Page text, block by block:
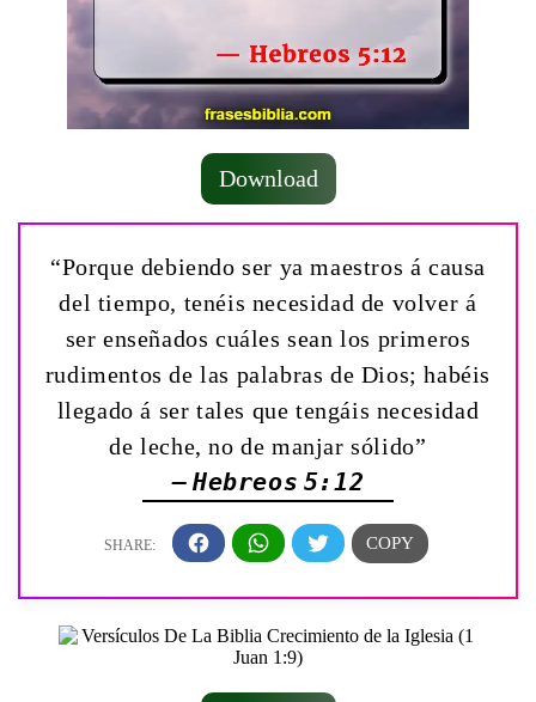
Download
“Porque debiendo ser ya maestros á causa
del tiempo, tenéis necesidad de volver á
ser enseñados cuáles sean los primeros
rudimentos de las palabras de Dios; habéis
llegado á ser tales que tengáis necesidad
de leche, no de manjar sólido”
— Hebreos 5:12